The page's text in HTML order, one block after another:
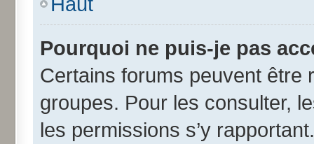
Pourquoi ne puis-je pas
Certains forums peuvent être
groupes. Pour les consulter,
les permissions s’y